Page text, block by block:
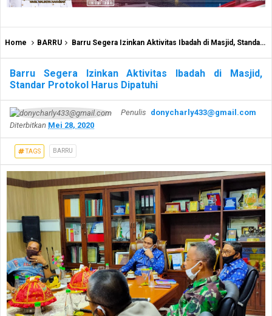
Home BARRU Barru Segera Izinkan Aktivitas Ibadah di Masjid, Standar Protokol Harus Dipatuhi
Barru Segera Izinkan Aktivitas Ibadah di Masjid,
Standar Protokol Harus Dipatuhi
Penulis donycharly433@gmail.com
Diterbitkan Mei 28, 2020
TAGS BARRU